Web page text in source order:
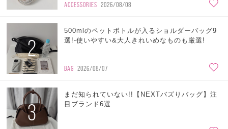
ACCESSORIES 2026/08/08
2
500mlのペットボトルが入るショルダーバッグ9
選!-使いやすい&大人きれいめなものも厳選!
BAG 2026/08/07
3
まだ知られていない!!【NEXTバズりバッグ】注
目ブランド6選